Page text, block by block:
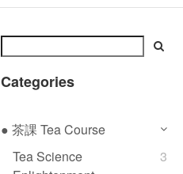
Categories
● 茶課 Tea Course
Tea Science
3